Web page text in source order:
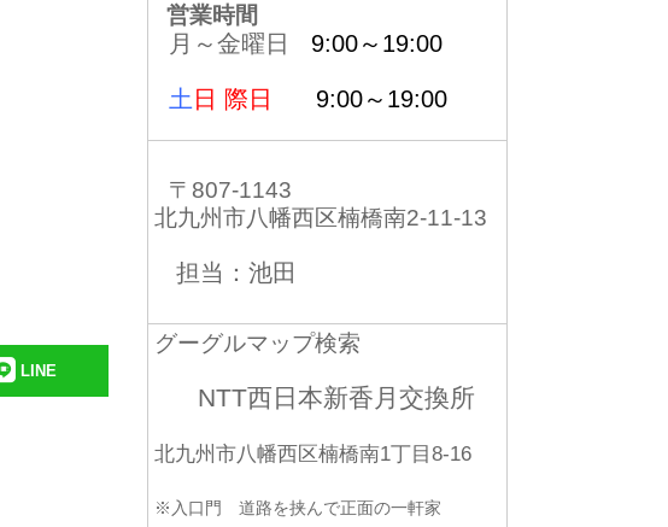
LINE
営業時間
月～金曜日 9:00～19:00
土 日 際日 9:00～19:00
〒807-1143
北九州市八幡西区楠橋南2-11-13
担当：池田
グーグルマップ検索
NTT西日本新香月交換所
北九州市八幡西区楠橋南1丁目8-16
※入口門 道路を挟んで正面の一軒家